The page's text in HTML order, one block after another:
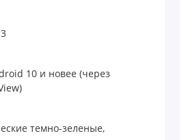
видите. Встроенной памяти
для хранения более 500
качества или свыше 100
глубокий бас.
10 и новее (через
темно-зеленые,